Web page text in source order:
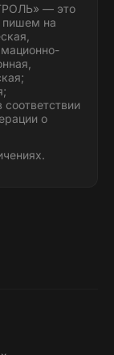
— это
пишем на
о